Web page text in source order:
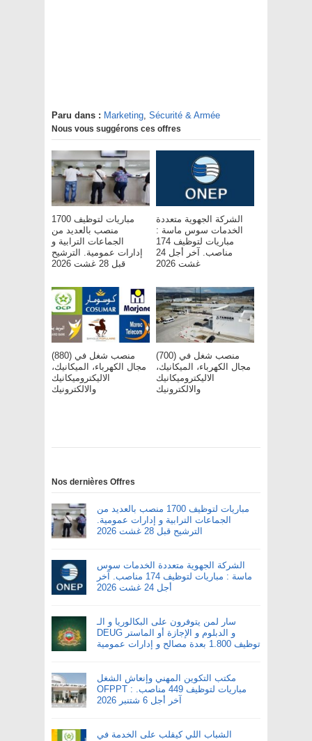
Paru dans : Marketing, Sécurité & Armée
Nous vous suggérons ces offres
مباريات لتوظيف 1700
منصب بالعديد من
الجماعات الترابية و
إدارات عمومية. الترشيح
قبل 28 غشت 2026
الشركة الجهوية متعددة
الخدمات سوس ماسة :
مباريات لتوظيف 174
مناصب. آخر أجل 24
غشت 2026
(880) منصب شغل في
مجال الكهرباء، الميكانيك،
الاليكتروميكانيك
والالكترونيك
(700) منصب شغل في
مجال الكهرباء، الميكانيك،
الاليكتروميكانيك
والالكترونيك
Nos dernières Offres
مباريات لتوظيف 1700 منصب بالعديد من
الجماعات الترابية و إدارات عمومية.
الترشيح قبل 28 غشت 2026
الشركة الجهوية متعددة الخدمات سوس
ماسة : مباريات لتوظيف 174 مناصب. آخر
أجل 24 غشت 2026
سار لمن يتوفرون على البكالوريا و الـ
DEUG و الدبلوم و الإجازة أو الماستر
توظيف 1.800 بعدة مصالح و إدارات عمومية
مكتب التكوين المهني وإنعاش الشغل
OFPPT : مباريات لتوظيف 449 مناصب.
آخر أجل 6 شتنبر 2026
الشباب اللي كيقلب على الخدمة في